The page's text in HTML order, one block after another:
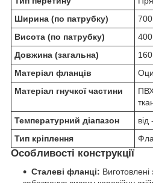
Ширина (по патрубку)
Висота (по патрубку)
Довжина (загальна)
Матеріал фланців
Матеріал гнучкої частини
Температурний діапазон
Тип кріплення
Особливості конструкції
Сталеві фланці: